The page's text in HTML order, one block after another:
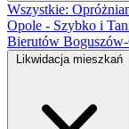
Wszystkie:
Opole - Szybko i
Bierutów
Likwidacja mieszkań